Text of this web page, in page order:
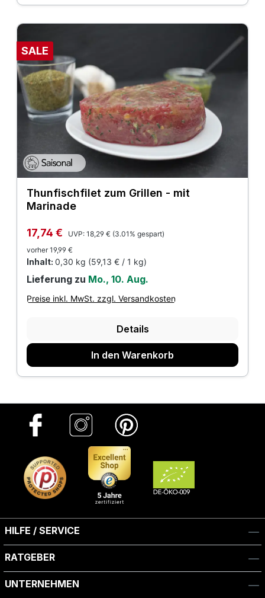
SALE
Thunfischfilet zum Grillen - mit
Marinade
Verkaufspreis:
17,74 € UVP: Regulärer Preis:
18,29 € (3.01% gespart)
vorher 19,99 €
Inhalt: 0,30 kg (59,13 € / 1 kg)
Lieferung zu Mo., 10. Aug.
Preise inkl. MwSt. zzgl. Versandkosten
Details
In den Warenkorb
HILFE / SERVICE
RATGEBER
UNTERNEHMEN